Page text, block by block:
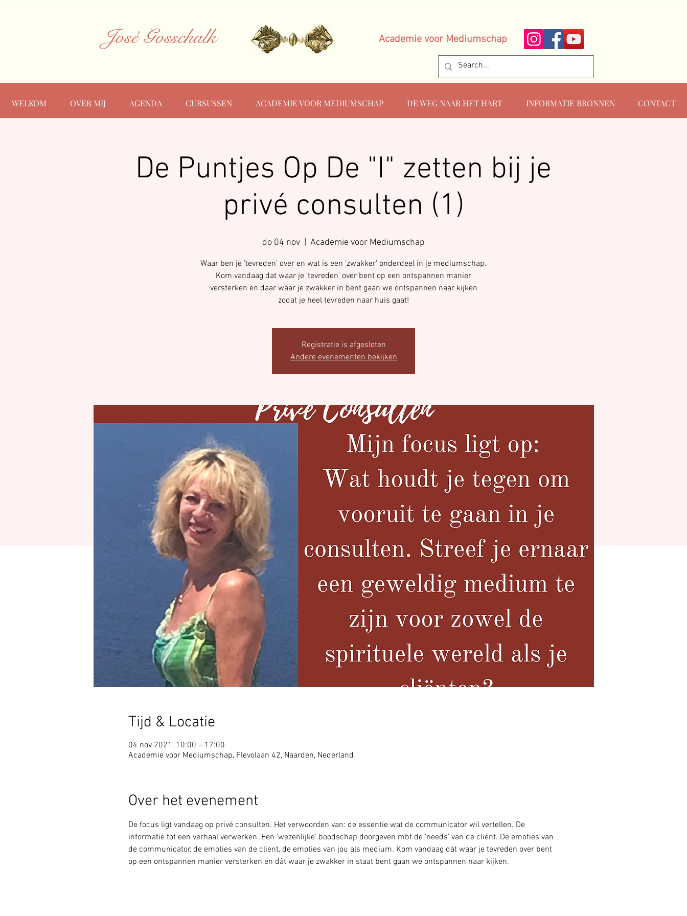
José Gosschalk Academie voor Mediumschap
WELKOM OVER MIJ AGENDA CURSUSSEN ACADEMIE VOOR MEDIUMSCHAP DE WEG NAAR HET HART INFORMATIE BRONNEN CONTACT
De Puntjes Op De "I" zetten bij je
privé consulten (1)
do 04 nov Academie voor Mediumschap
Waar ben je 'tevreden' over en wat is een 'zwakker' onderdeel in je mediumschap.
Kom vandaag dat waar je 'tevreden' over bent op een ontspannen manier
versterken en daar waar je zwakker in bent gaan we ontspannen naar kijken
zodat je heel tevreden naar huis gaat!
Registratie is afgesloten
Andere evenementen bekijken
Tijd & Locatie
04 nov 2021, 10:00 – 17:00
Academie voor Mediumschap, Flevolaan 42, Naarden, Nederland
Over het evenement
De focus ligt vandaag op privé consulten. Het verwoorden van: de essentie wat de communicator wil vertellen. De
informatie tot een verhaal verwerken. Een 'wezenlijke' boodschap doorgeven mbt de 'needs' van de cliént. De emoties van
de communicator, de emoties van de client, de emoties van jou als medium. Kom vandaag dàt waar je tevreden over bent
op een ontspannen manier versterken en dàt waar je zwakker in staat bent gaan we ontspannen naar kijken.